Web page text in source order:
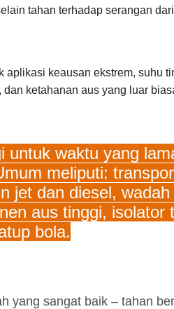
tahan terhadap serangan
keausan ekstrem, suhu
ketahanan aus yang luar
waktu yang
meliputi:
jet dan diesel,
aus tinggi, isolator
bola.
yang sangat baik – tahan